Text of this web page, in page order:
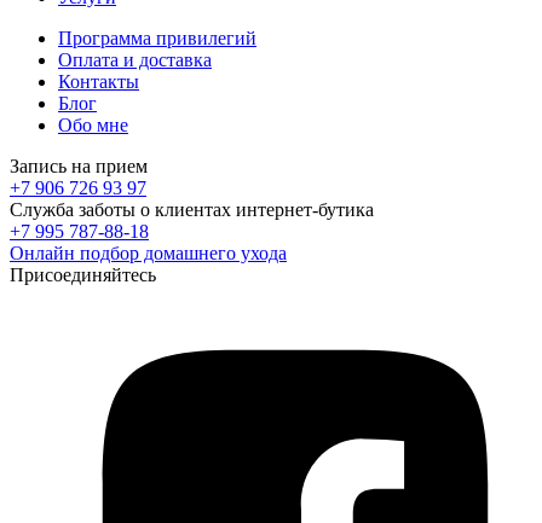
Программа привилегий
Оплата и доставка
Контакты
Блог
Обо мне
Запись на прием
+7 906 726 93 97
Служба заботы о клиентах интернет-бутика
+7 995 787-88-18
Онлайн подбор домашнего ухода
Присоединяйтесь